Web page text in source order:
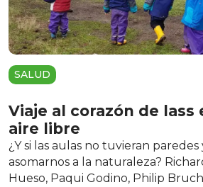
SALUD
Viaje al corazón de lass
aire libre
¿Y si las aulas no tuvieran
asomarnos a la naturaleza?
Hueso, Paqui Godino, Philip